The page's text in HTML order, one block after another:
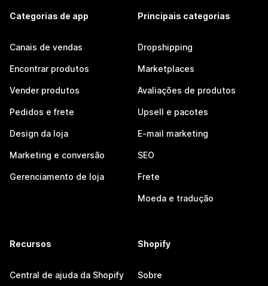
Categorias de app
Canais de vendas
Encontrar produtos
Vender produtos
Pedidos e frete
Design da loja
Marketing e conversão
Gerenciamento de loja
Principais categorias
Dropshipping
Marketplaces
Avaliações de produtos
Upsell e pacotes
E-mail marketing
SEO
Frete
Moeda e tradução
Recursos
Central de ajuda da Shopify
Shopify
Sobre